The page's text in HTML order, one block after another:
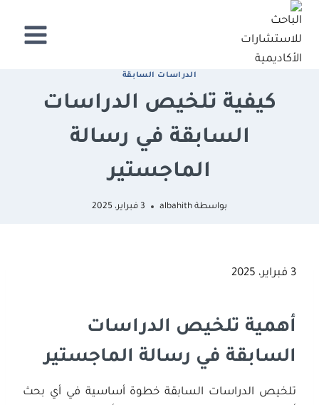
التجاوز
اﻟﺪراﺳﺎت اﻟﺴﺎﺑﻘﺔ
كيفية تلخيص الدراسات
السابقة في رسالة
الماجستير
بواسطة albahith 3 فبراير، 2025
3 فبراير، 2025
أهمية تلخيص الدراسات
السابقة في رسالة الماجستير
تلخيص الدراسات السابقة خطوة أساسية في أي بحث